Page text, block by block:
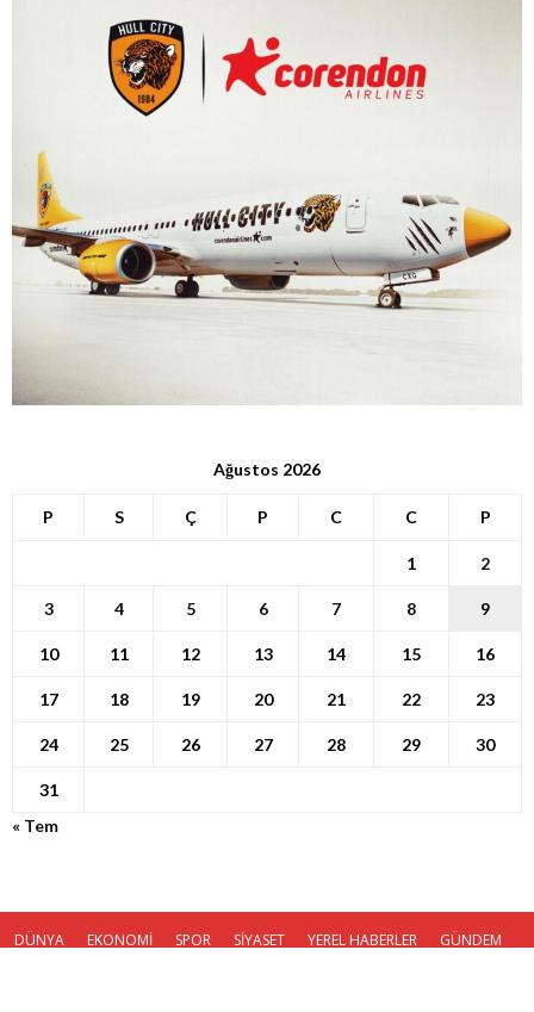
Ağustos 2026
P S Ç P C C P
1 2
3 4 5 6 7 8 9
10 11 12 13 14 15 16
17 18 19 20 21 22 23
24 25 26 27 28 29 30
31
« Tem
DÜNYA EKONOMİ SPOR SİYASET YEREL HABERLER
GÜNDEM